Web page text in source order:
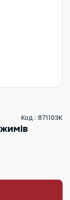
Код : 871103K